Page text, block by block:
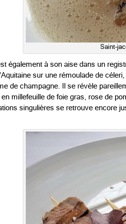
Saint-
également à son aise dans un
sur une rémoulade de
de champagne. Il se révèle
millefeuille de foie gras, rose de
singulières se retrouve encore